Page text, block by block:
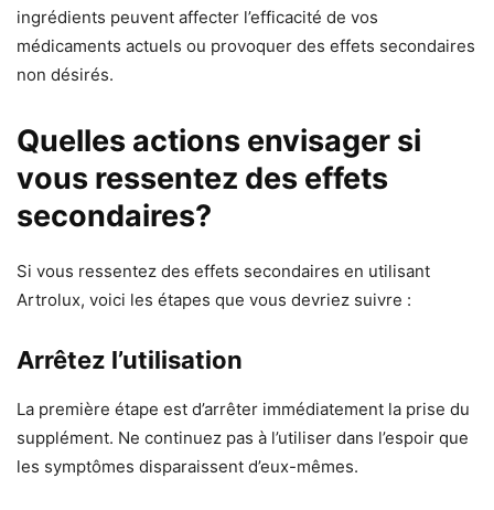
ingrédients peuvent affecter l’efficacité de vos
médicaments actuels ou provoquer des effets secondaires
non désirés.
Quelles actions envisager si
vous ressentez des effets
secondaires?
Si vous ressentez des effets secondaires en utilisant
Artrolux, voici les étapes que vous devriez suivre :
Arrêtez l’utilisation
La première étape est d’arrêter immédiatement la prise du
supplément. Ne continuez pas à l’utiliser dans l’espoir que
les symptômes disparaissent d’eux-mêmes.